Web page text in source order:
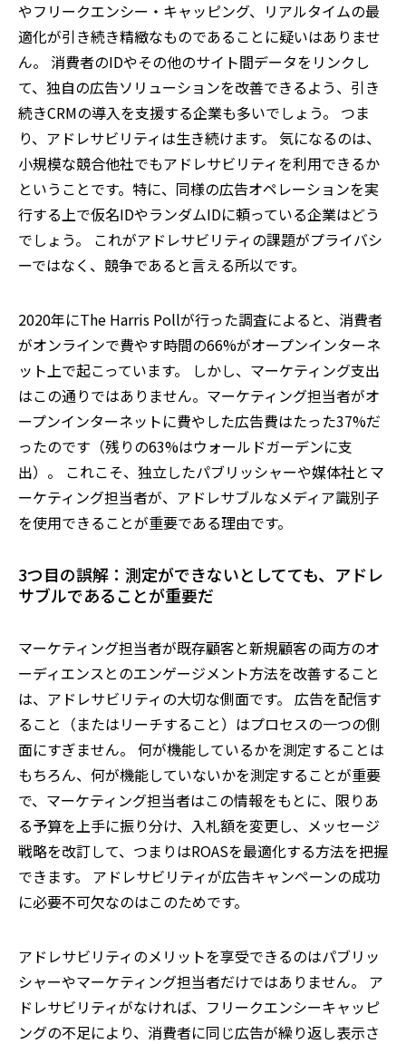
やフリークエンシー・キャッピング、リアルタイムの最
適化が引き続き精緻なものであることに疑いはありませ
ん。 消費者のIDやその他のサイト間データをリンクし
て、独自の広告ソリューションを改善できるよう、引き
続きCRMの導入を支援する企業も多いでしょう。 つま
り、アドレサビリティは生き続けます。 気になるのは、
小規模な競合他社でもアドレサビリティを利用できるか
ということです。特に、同様の広告オペレーションを実
行する上で仮名IDやランダムIDに頼っている企業はどう
でしょう。 これがアドレサビリティの課題がプライバシ
ーではなく、競争であると言える所以です。
2020年にThe Harris Pollが行った調査によると、消費者
がオンラインで費やす時間の66%がオープンインターネ
ット上で起こっています。 しかし、マーケティング支出
はこの通りではありません。マーケティング担当者がオ
ープンインターネットに費やした広告費はたった37%だ
ったのです（残りの63%はウォールドガーデンに支
出）。 これこそ、独立したパブリッシャーや媒体社とマ
ーケティング担当者が、アドレサブルなメディア識別子
を使用できることが重要である理由です。
3つ目の誤解：測定ができないとしてても、アドレ
サブルであることが重要だ
マーケティング担当者が既存顧客と新規顧客の両方のオ
ーディエンスとのエンゲージメント方法を改善すること
は、アドレサビリティの大切な側面です。 広告を配信す
ること（またはリーチすること）はプロセスの一つの側
面にすぎません。 何が機能しているかを測定することは
もちろん、何が機能していないかを測定することが重要
で、マーケティング担当者はこの情報をもとに、限りあ
る予算を上手に振り分け、入札額を変更し、メッセージ
戦略を改訂して、つまりはROASを最適化する方法を把握
できます。 アドレサビリティが広告キャンペーンの成功
に必要不可欠なのはこのためです。
アドレサビリティのメリットを享受できるのはパブリッ
シャーやマーケティング担当者だけではありません。 ア
ドレサビリティがなければ、フリークエンシーキャッピ
ングの不足により、消費者に同じ広告が繰り返し表示さ